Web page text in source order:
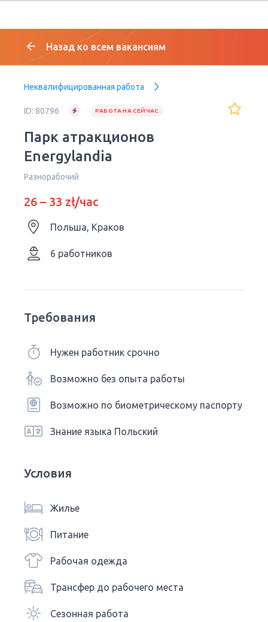
Назад ко всем вакансиям
Неквалифицированная работа
ID: 80796 РАБОТА НА СЕЙЧАС
Парк атракционов
Energylandia
Разнорабочий
26 – 33 zł/час
Польша, Краков
6 работников
Требования
Нужен работник срочно
Возможно без опыта работы
Возможно по биометрическому паспорту
Знание языка Польский
Условия
Жилье
Питание
Рабочая одежда
Трансфер до рабочего места
Сезонная работа